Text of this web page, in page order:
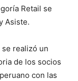
Retail se
Asiste.
realizó un
de los socios
con las